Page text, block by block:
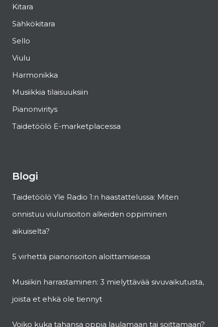
Kitara
Sähkökitara
Sello
Viulu
Harmonikka
Musiikkia tilaisuuksiin
Pianonviritys
Taidetöölö E-marketplacessa
Blogi
Taidetöölö Yle Radio 1:n haastattelussa: Miten
onnistuu viulunsoiton alkeiden oppiminen
aikuiselta?
5 virhettä pianonsoiton aloittamisessa
Musiikin harrastaminen: 3 mielyttävää sivuvaikutusta,
joista et ehkä ole tiennyt
Voiko kuka tahansa oppia laulamaan tai soittamaan?